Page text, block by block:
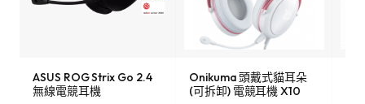
ASUS ROG Strix Go 2.4
無線電競耳機
Onikuma 頭戴式貓耳朵
(可拆卸) 電競耳機 X10